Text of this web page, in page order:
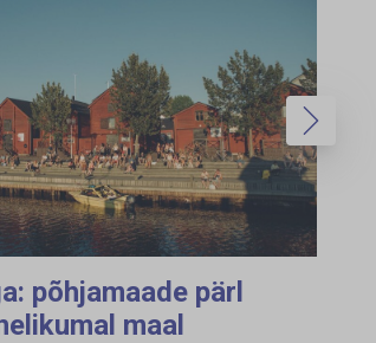
põhjamaade pärl
maal